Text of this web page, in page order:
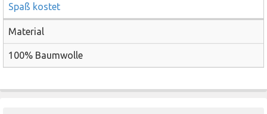
Spaß kostet
Material
100% Baumwolle